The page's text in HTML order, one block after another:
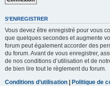
S’ENREGISTRER
Vous devez être enregistré pour vous
que quelques secondes et augmente
forum peut également accorder des
du forum. Avant de vous enregistrer,
de nos conditions d’utilisation et de
de bien lire tout le règlement du forum.
Conditions d’utilisation | Politique de